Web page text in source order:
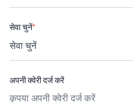
सेवा चुनें*
अपनी क्वेरी दर्ज करें